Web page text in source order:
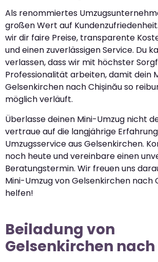
Als renommiertes
großen Wert auf
wir dir faire Preise, transparente
und einen zuverlässigen Service. Du
verlassen, dass wir mit höchster
Professionalität arbeiten, damit dein
Gelsenkirchen nach Chișinău so
möglich verläuft.
Überlasse deinen Mini-Umzug nicht
vertraue auf die langjährige
Umzugsservice aus Gelsenkirchen.
noch heute und vereinbare einen
Beratungstermin. Wir freuen uns
Mini-Umzug von Gelsenkirchen nach
helfen!
Beiladung von
Gelsenkirchen